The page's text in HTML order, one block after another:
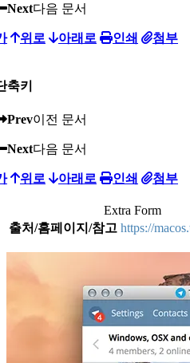
Next다음 문서
위로 아래로 인쇄 첨부
축키
Prev이전 문서
Next다음 문서
위로 아래로 인쇄 첨부
Extra Form
출처/홈페이지/참고 https://